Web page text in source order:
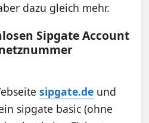
dazu gleich mehr.
Sipgate Account
sipgate.de und
sipgate basic (ohne